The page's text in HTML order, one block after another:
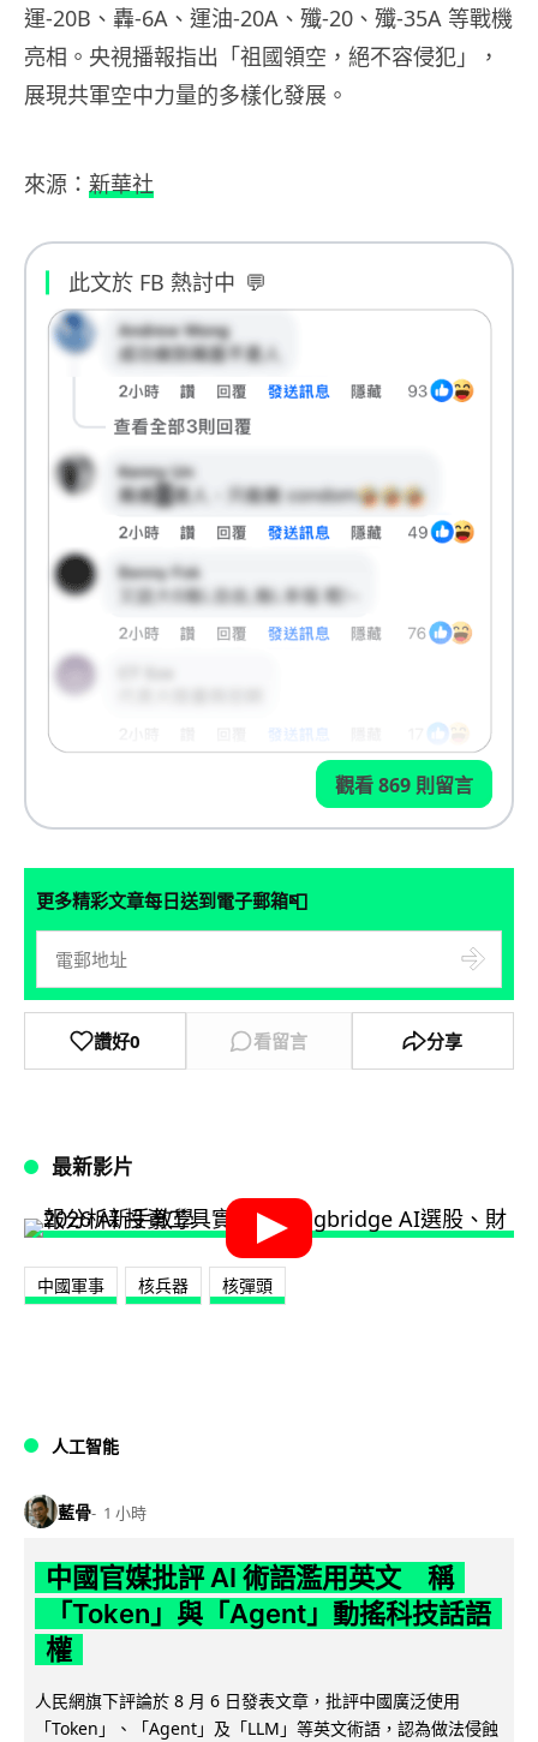
運-20B、轟-6A、運油-20A、殲-20、殲-35A 等戰機
亮相。央視播報指出「祖國領空，絕不容侵犯」，
展現共軍空中力量的多樣化發展。
來源： 新華社
此文於 FB 熱討中 💬
觀看 869 則留言
更多精彩文章每日送到電子郵箱📮
讚好0 看留言 分享
最新影片
中國軍事 核兵器 核彈頭
人工智能
藍骨 1 小時
中國官媒批評 AI 術語濫用英文 稱
「Token」與「Agent」動搖科技話語
權
人民網旗下評論於 8 月 6 日發表文章，批評中國廣泛使用
「Token」、「Agent」及「LLM」等英文術語，認為做法侵蝕